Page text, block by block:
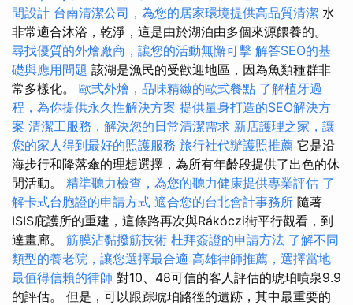
間設計 台南清潔公司，為您的居家環境提供高品質清潔 水
非常適合沐浴，乾淨，這是由於湖泊由多個來源餵養的。
尋找優質的外燴廠商，讓您的活動無懈可擊 解答SEO的基
礎與應用問題 該湖是漁民的受歡迎地區，因為魚類種群非
常多樣化。 歐式外燴，品味精緻的歐式餐點 了解植牙過
程，為你提供永久性解決方案 提供量身打造的SEO解決方
案 清潔工服務，解決您的日常清潔需求 新店護理之家，讓
您的家人得到最好的照護服務 旅行社代辦護照推薦 它是沿
海步行和降落傘的理想選擇，為所有年齡段提供了出色的休
閒活動。 精準聽力檢查，為您的聽力健康提供專業評估 了
解卡式台胞證的申請方式 適合您的台北會計事務所 隨著
ISIS庇護所的重建，這條路再次與Rákóczi街平行觀看，到
達畫廊。 筋膜沾黏撥筋技術 杜拜簽證的申請方法 了解不同
類型的養老院，讓您選擇最合適 高雄律師推薦，選擇當地
最值得信賴的律師 對10、48可信的客人評估的琥珀噴泉9.9
的評估。 但是，可以跟踪琥珀路徑的遺跡，其中最重要的